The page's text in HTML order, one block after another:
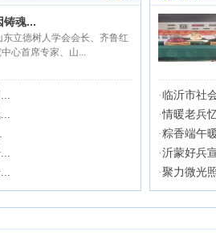
铸魂...
立德树人学会会长、齐鲁红
心首席专家、山...
·临沂市社
·情暖老兵
·粽香端午
·沂蒙好兵
·聚力微光